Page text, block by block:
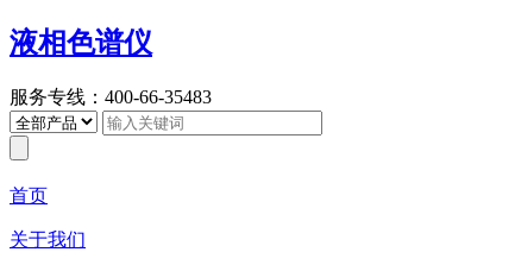
液相色谱仪
服务专线：400-66-35483
首页
关于我们